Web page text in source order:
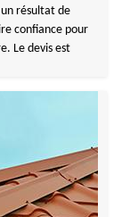
résultat de
confiance pour
Le devis est